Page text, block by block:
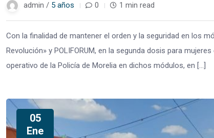
admin / 5 años 0 1 min read
Con la finalidad de mantener el orden y la seguridad en los
Revolución» y POLIFORUM, en la segunda dosis para
operativo de la Policía de Morelia en dichos módulos, en […]
05
Ene